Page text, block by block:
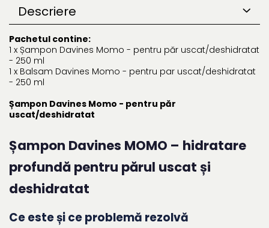
Descriere
Pachetul contine:
1 x Șampon Davines Momo - pentru păr uscat/deshidratat
- 250 ml
1 x Balsam Davines Momo - pentru par uscat/deshidratat
- 250 ml
Șampon Davines Momo - pentru păr
uscat/deshidratat
Șampon Davines MOMO – hidratare
profundă pentru părul uscat și
deshidratat
Ce este și ce problemă rezolvă